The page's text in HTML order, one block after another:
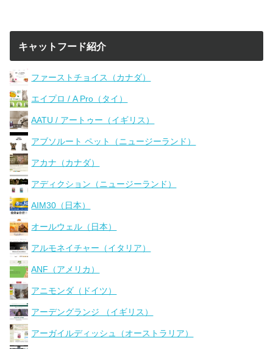
キャットフード紹介
ファーストチョイス（カナダ）
エイプロ / A Pro（タイ）
AATU / アートゥー（イギリス）
アブソルート ペット（ニュージーランド）
アカナ（カナダ）
アディクション（ニュージーランド）
AIM30（日本）
オールウェル（日本）
アルモネイチャー（イタリア）
ANF（アメリカ）
アニモンダ（ドイツ）
アーデングランジ （イギリス）
アーガイルディッシュ（オーストラリア）